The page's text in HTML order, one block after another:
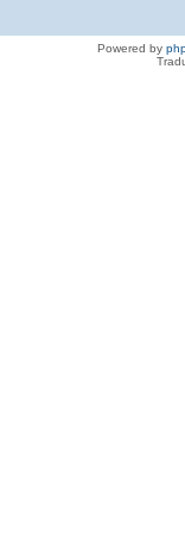
Powered by